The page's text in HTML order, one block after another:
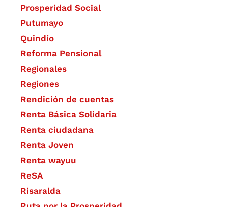
Prosperidad Social
Putumayo
Quindío
Reforma Pensional
Regionales
Regiones
Rendición de cuentas
Renta Básica Solidaria
Renta ciudadana
Renta Joven
Renta wayuu
ReSA
Risaralda